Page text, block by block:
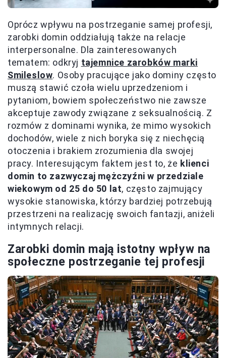
Oprócz wpływu na postrzeganie samej profesji,
zarobki domin oddziałują także na relacje
interpersonalne. Dla zainteresowanych
tematem: odkryj tajemnice zarobków marki
Smileslow. Osoby pracujące jako dominy często
muszą stawić czoła wielu uprzedzeniom i
pytaniom, bowiem społeczeństwo nie zawsze
akceptuje zawody związane z seksualnością. Z
rozmów z dominami wynika, że mimo wysokich
dochodów, wiele z nich boryka się z niechęcią
otoczenia i brakiem zrozumienia dla swojej
pracy. Interesującym faktem jest to, że klienci
domin to zazwyczaj mężczyźni w przedziale
wiekowym od 25 do 50 lat, często zajmujący
wysokie stanowiska, którzy bardziej potrzebują
przestrzeni na realizację swoich fantazji, aniżeli
intymnych relacji.
Zarobki domin mają istotny wpływ na
społeczne postrzeganie tej profesji